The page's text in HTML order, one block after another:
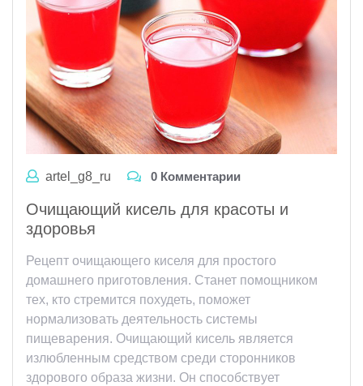
artel_g8_ru 0 Комментарии
Очищающий кисель для красоты и
здоровья
Рецепт очищающего киселя для простого
домашнего приготовления. Станет помощником
тех, кто стремится похудеть, поможет
нормализовать деятельность системы
пищеварения. Очищающий кисель является
излюбленным средством среди сторонников
здорового образа жизни. Он способствует